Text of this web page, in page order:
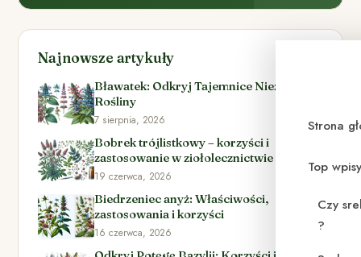
Strona
Top
Czy
?
Najnowsze artykuły
Bławatek: Odkryj Tajemnice Niezwykłej
Rośliny
7 sierpnia, 2026
Bobrek trójlistkowy – korzyści i
zastosowanie w ziołolecznictwie
19 czerwca, 2026
Biedrzeniec anyż: Właściwości,
zastosowania i korzyści
16 czerwca, 2026